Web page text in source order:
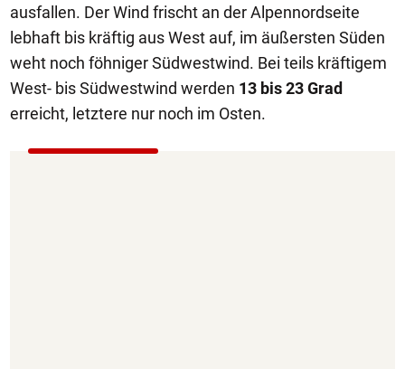
ausfallen. Der Wind frischt an der Alpennordseite
lebhaft bis kräftig aus West auf, im äußersten Süden
weht noch föhniger Südwestwind. Bei teils kräftigem
West- bis Südwestwind werden 13 bis 23 Grad
erreicht, letztere nur noch im Osten.